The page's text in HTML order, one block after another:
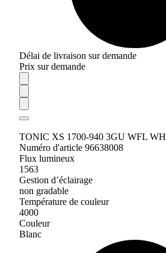
Délai de livraison sur demande
Prix sur demande
TONIC XS 1700-940 3GU WFL WH
Numéro d'article 96638008
Flux lumineux
1563
Gestion d’éclairage
non gradable
Température de couleur
4000
Couleur
Blanc